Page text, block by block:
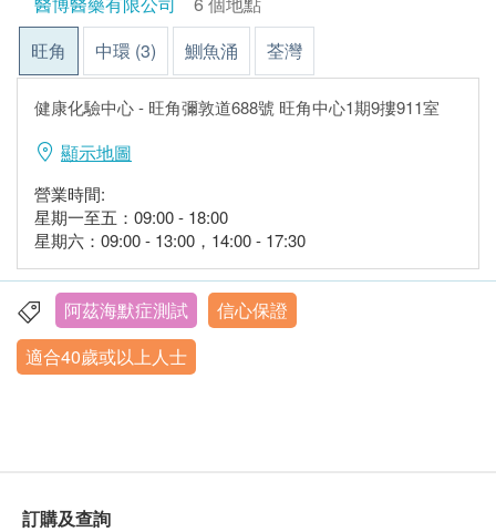
旺角
中環 (3) 鰂魚涌 荃灣
健康化驗中心 - 旺角彌敦道688號 旺角中心1期9摟911室
顯示地圖
營業時間:
星期一至五：09:00 - 18:00
星期六：09:00 - 13:00，14:00 - 17:30
阿茲海默症測試
信心保證
適合40歲或以上人士
訂購及查詢